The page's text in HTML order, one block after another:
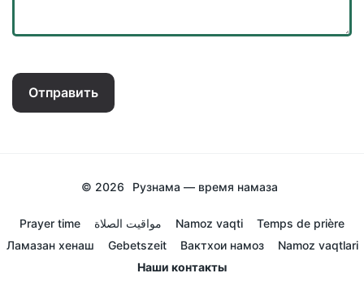
Отправить
© 2026 Рузнама — время намаза
Prayer time مواقيت الصلاة Namoz vaqti
Temps de prière
Ламазан хенаш
Gebetszeit Вактхои намоз
Namoz vaqtlari
Наши контакты